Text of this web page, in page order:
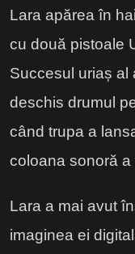
Lara apărea în
cu două pistoale
Succesul uriaș al
deschis drumul
când trupa a
coloana sonoră a
Lara a mai avut
imaginea ei